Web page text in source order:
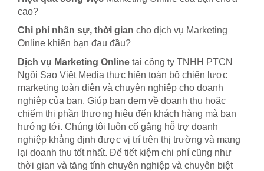
cao?
Chi phí nhân sự, thời gian cho dịch vụ Marketing
Online khiến bạn đau đầu?
Dịch vụ Marketing Online tại công ty TNHH PTCN
Ngôi Sao Việt Media thực hiện toàn bộ chiến lược
marketing toàn diện và chuyên nghiệp cho doanh
nghiệp của bạn. Giúp bạn đem về doanh thu hoặc
chiếm thị phần thương hiệu đến khách hàng mà bạn
hướng tới. Chúng tôi luôn cố gắng hỗ trợ doanh
nghiệp khẳng định được vị trí trên thị trường và mang
lại doanh thu tốt nhất. Để tiết kiệm chi phí cũng như
thời gian và tăng tính chuyên nghiệp và chuyên biệt